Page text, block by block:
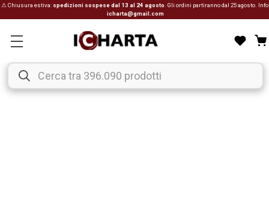
⚠ Chiusura estiva: spedizioni sospese dal 13 al 24 agosto . Gli ordini partiranno dal 25 agosto. Info:
icharta@gmail.com